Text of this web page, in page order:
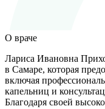
О враче
Лариса Ивановна
в Самаре, которая
включая
капельниц и
Благодаря своей